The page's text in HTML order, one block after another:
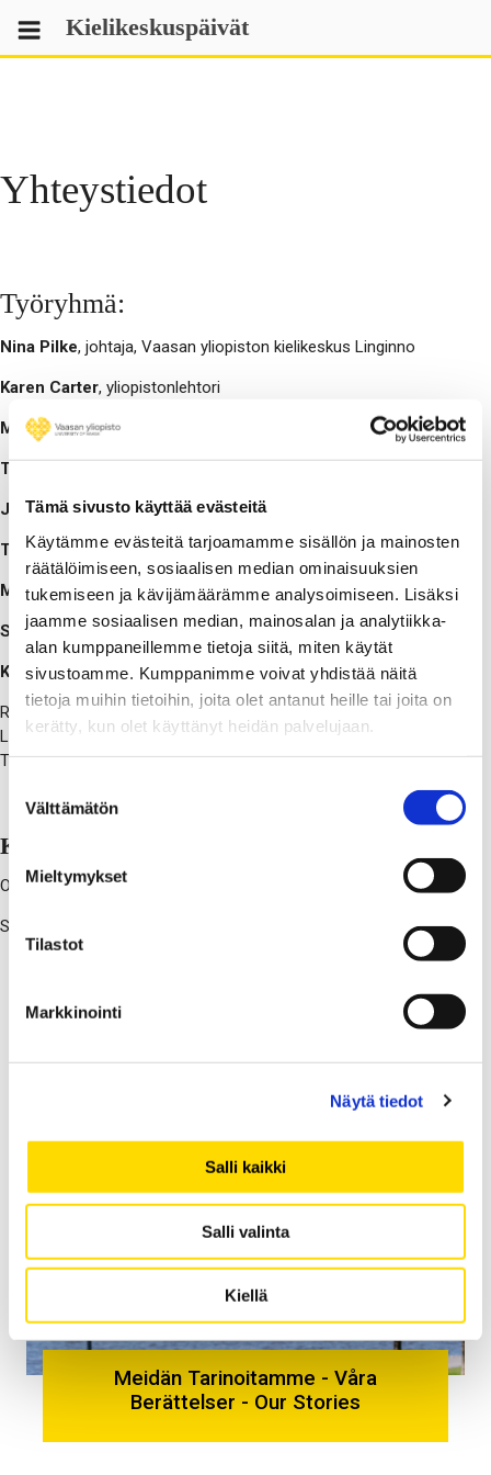
Tämä sivusto käyttää evästeitä
Käytämme evästeitä tarjoamamme sisällön ja mainosten
räätälöimiseen, sosiaalisen median ominaisuuksien
tukemiseen ja kävijämäärämme analysoimiseen. Lisäksi
jaamme sosiaalisen median, mainosalan ja analytiikka-
alan kumppaneillemme tietoja siitä, miten käytät
sivustoamme. Kumppanimme voivat yhdistää näitä
tietoja muihin tietoihin, joita olet antanut heille tai joita on
kerätty, kun olet käyttänyt heidän palvelujaan.
valinta
Välttämätön
Mieltymykset
Tilastot
Markkinointi
Näytä tiedot
Salli kaikki
Salli valinta
Kiellä
Skip
to
content
Kielikeskuspäivät
Yhteystiedot
Työryhmä:
Nina Pilke, johtaja, Vaasan yliopiston kielikeskus Linginno
Karen Carter, yliopistonlehtori
Mia Mäki-Ista, yliopisto-opettaja
Tony Nyström
Jaana Puskala, yliopistonlehtori
Tiina Sorvali, yliopistonlehtori
Mirjam Särs, yliopisto-opettaja
Sannina Sjöberg, projektitutkija
Konferenssiavustajat:
Rasheda Akter, Meeri Jokela, Shidhanshu Khandelwal, Sanni
Lager, Rosa Savela, Kartik Sharma, Juho Tepsa ja Valtteri
Tuohiniemi
Ky­sy­myk­siä Kie­li­kes­kus­päi­viin liit­tyen?
Ota yhteyttäkielike
Sähköposti: etunimi.sukunimi@uwasa.fi
Meidän Tarinoitamme - Våra
Berättelser - Our Stories